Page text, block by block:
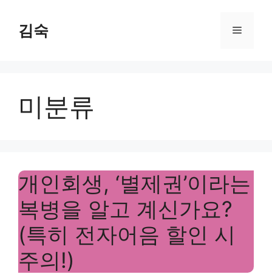
content
김숙 Menu
미분류
개인회생, ‘별제권’이라는
복병을 알고 계신가요?
(특히 전자어음 할인 시
주의!)